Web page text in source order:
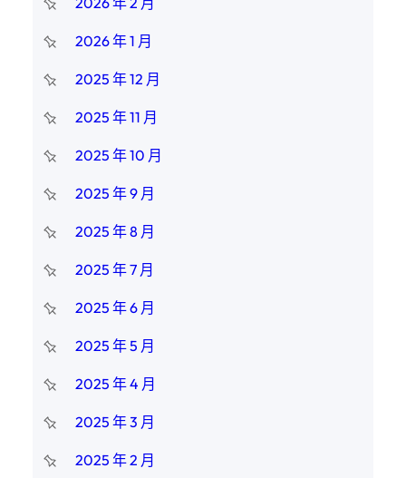
2026 年 1 月
2025 年 12 月
2025 年 11 月
2025 年 10 月
2025 年 9 月
2025 年 8 月
2025 年 7 月
2025 年 6 月
2025 年 5 月
2025 年 4 月
2025 年 3 月
2025 年 2 月